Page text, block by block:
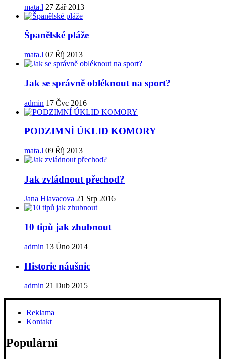
mata.l 27 Zář 2013
Španělské pláže
mata.l 07 Říj 2013
Jak se správně obléknout na sport?
admin 17 Čvc 2016
PODZIMNÍ ÚKLID KOMORY
mata.l 09 Říj 2013
Jak zvládnout přechod?
Jana Hlavacova 21 Srp 2016
10 tipů jak zhubnout
admin 13 Úno 2014
Historie náušnic
admin 21 Dub 2015
Reklama
Kontakt
Populární